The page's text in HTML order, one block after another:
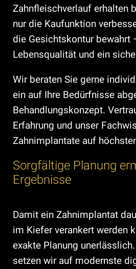
Zahnfleischverlauf erhalten
nur die Kaufunktion
die Gesichtskontur bewahrt
Lebensqualität und ein
Wir beraten Sie gerne
ein auf Ihre Bedürfnisse
Behandlungskonzept.
Erfahrung und unser
Zahnimplantate auf
Sorgfältige Planung
Ergebnisse
Damit ein Zahnimplantat
im Kiefer verankert werden
exakte Planung
setzen wir auf modernste